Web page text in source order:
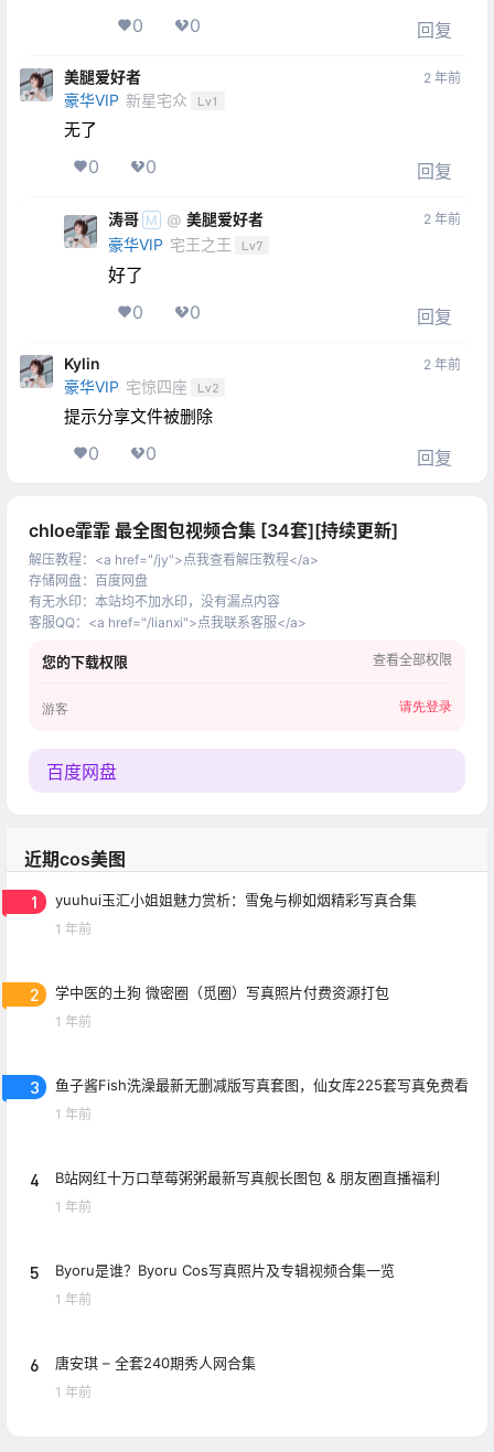
0
0 回复
美腿爱好者
豪华VIP 新星宅众 Lv1
2 年前
无了
0 0 回复
涛哥 M @ 美腿爱好者
豪华VIP 宅王之王 Lv7
2 年前
好了
0
0 回复
Kylin
豪华VIP 宅惊四座 Lv2
2 年前
提示分享文件被删除
0 0 回复
chloe霏霏 最全图包视频合集 [34套][持续更新]
解压教程： <a href="/jy">点我查看解压教程</a>
存储网盘： 百度网盘
有无水印 ： 本站均不加水印，没有漏点内容
客服QQ： <a href="/lianxi">点我联系客服</a>
您的下载权限 查看全部权限
游客 请先登录
百度网盘
近期cos美图
1 yuuhui玉汇小姐姐魅力赏析：雪兔与柳如烟精彩写真合集
1 年前
2 学中医的土狗 微密圈（觅圈）写真照片付费资源打包
1 年前
3 鱼子酱Fish洗澡最新无删减版写真套图，仙女库225套写真免费看
1 年前
4 B站网红十万口草莓粥粥最新写真舰长图包 & 朋友圈直播福利
1 年前
5 Byoru是谁？Byoru Cos写真照片及专辑视频合集一览
1 年前
6 唐安琪 – 全套240期秀人网合集
1 年前